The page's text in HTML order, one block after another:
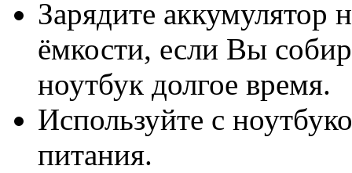
Зарядите аккумулятор
ёмкости, если Вы
ноутбук долгое время.
Используйте с
питания.